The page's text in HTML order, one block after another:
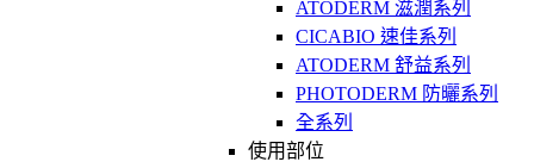
ATODERM 滋潤系列
CICABIO 速佳系列
ATODERM 舒益系列
PHOTODERM 防曬系列
全系列
使用部位